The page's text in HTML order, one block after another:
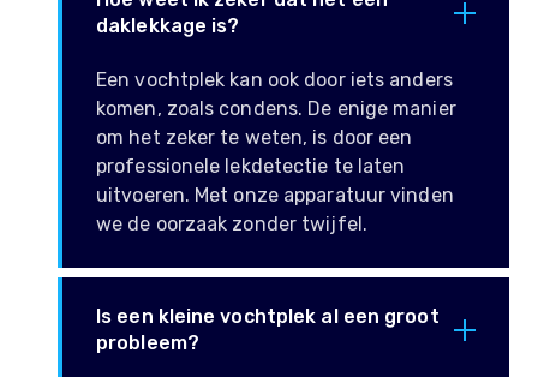
daklekkage is?
Een vochtplek kan ook door iets anders
komen, zoals condens. De enige manier
om het zeker te weten, is door een
professionele lekdetectie te laten
uitvoeren. Met onze apparatuur vinden
we de oorzaak zonder twijfel.
Is een kleine vochtplek al een groot
probleem?